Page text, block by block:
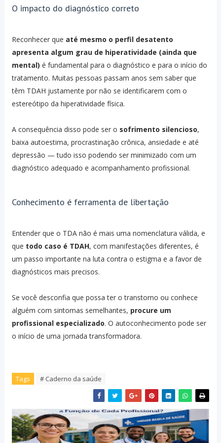
O impacto do diagnóstico correto
Reconhecer que até mesmo o perfil desatento
apresenta algum grau de hiperatividade (ainda que
mental) é fundamental para o diagnóstico e para o início do
tratamento. Muitas pessoas passam anos sem saber que
têm TDAH justamente por não se identificarem com o
estereótipo da hiperatividade física.
A consequência disso pode ser o sofrimento silencioso,
baixa autoestima, procrastinação crônica, ansiedade e até
depressão — tudo isso podendo ser minimizado com um
diagnóstico adequado e acompanhamento profissional.
Conhecimento é ferramenta de libertação
Entender que o TDA não é mais uma nomenclatura válida, e
que todo caso é TDAH, com manifestações diferentes, é
um passo importante na luta contra o estigma e a favor de
diagnósticos mais precisos.
Se você desconfia que possa ter o transtorno ou conhece
alguém com sintomas semelhantes, procure um
profissional especializado. O autoconhecimento pode ser
o início de uma jornada transformadora.
Tags # Caderno da saúde